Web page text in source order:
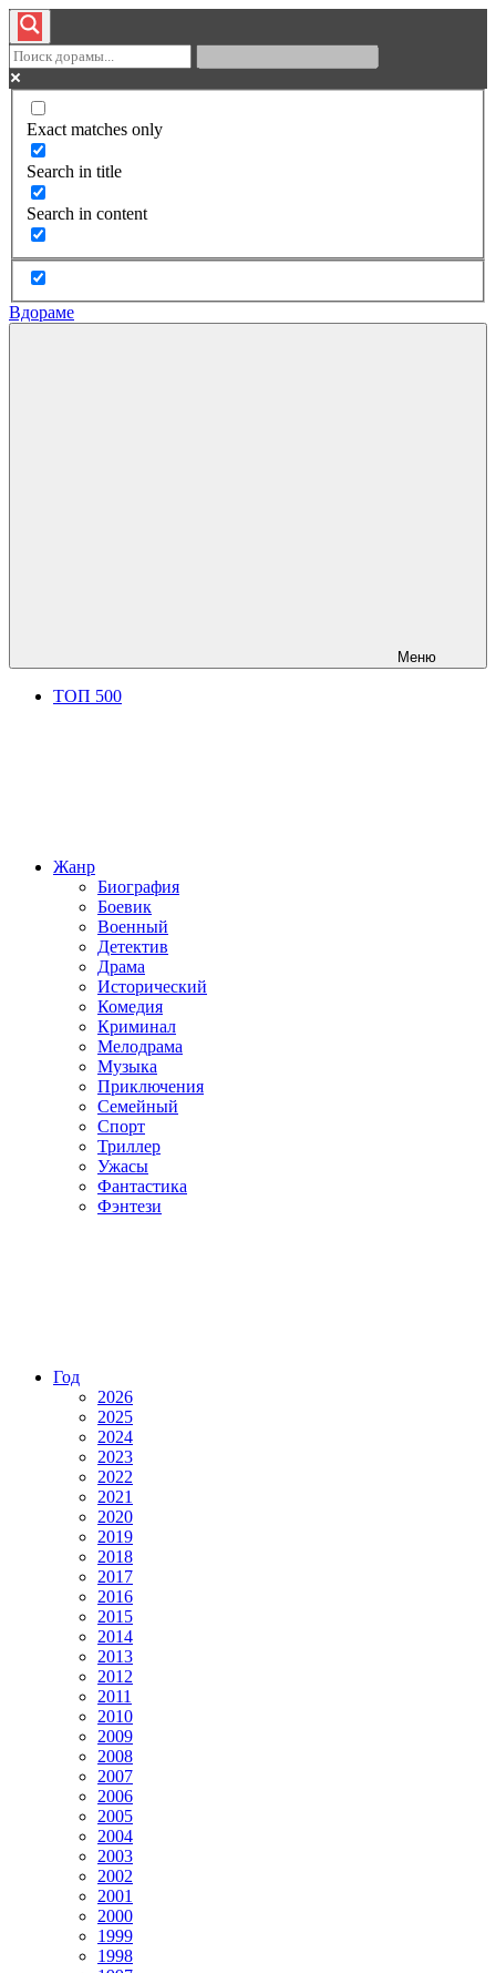
Exact matches only
Search in title
Search in content
Вдораме
Меню
ТОП 500
Жанр
Биография
Боевик
Военный
Детектив
Драма
Исторический
Комедия
Криминал
Мелодрама
Музыка
Приключения
Семейный
Спорт
Триллер
Ужасы
Фантастика
Фэнтези
Год
2026
2025
2024
2023
2022
2021
2020
2019
2018
2017
2016
2015
2014
2013
2012
2011
2010
2009
2008
2007
2006
2005
2004
2003
2002
2001
2000
1999
1998